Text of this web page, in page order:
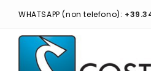
WHATSAPP (non telefono):